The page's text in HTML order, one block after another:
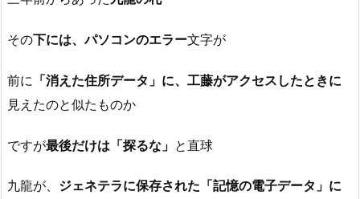
その下には、パソコンのエラー文字が
前に 「消えた住所データ」に、工藤がアクセスしたときに
見えたのと似たものか
ですが最後だけは「探るな」 と直球
九龍が、 ジェネテラに保存された「記憶の電子データ」に